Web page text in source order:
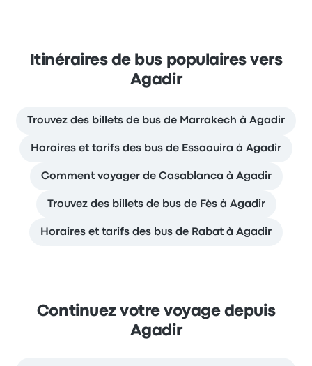
Itinéraires de bus populaires vers
Agadir
Trouvez des billets de bus de Marrakech à Agadir
Horaires et tarifs des bus de Essaouira à Agadir
Comment voyager de Casablanca à Agadir
Trouvez des billets de bus de Fès à Agadir
Horaires et tarifs des bus de Rabat à Agadir
Continuez votre voyage depuis
Agadir